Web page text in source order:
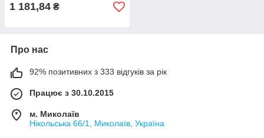
1 181,84 ₴
Про нас
92% позитивних з 333 відгуків за рік
Працює з 30.10.2015
м. Миколаїв
Нікольська 66/1, Миколаїв, Україна